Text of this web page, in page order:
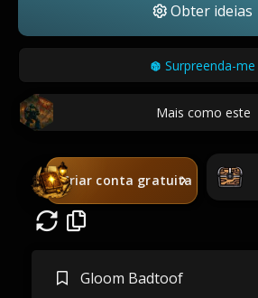
Obter ideias
Surpreenda-me
Mais como este
Criar conta gratuita
Gloom Badtoof